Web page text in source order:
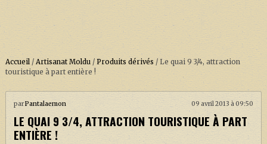
ACCUEIL
À PROPOS
SOUTENEZ-NOUS !
Accueil/ Artisanat Moldu/ Produits dérivés / Le quai 9 3/4, attraction
touristique à part entière !
parPantalaemon 09 avril 2013 à 09:50
LE QUAI 9 3/4, ATTRACTION TOURISTIQUE À PART
ENTIÈRE !